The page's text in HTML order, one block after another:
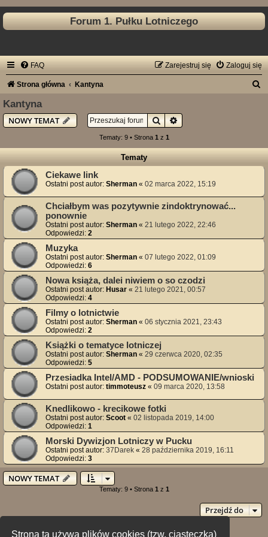
Strona ta używa plików cookies (tzw. ciasteczka)
Forum 1. Pułku Lotniczego
FAQ Zaloguj się
Zarejestruj się
Strona główna Kantyna
a
Kantyna
NOWY TEMAT
SzukajWyszukiwanie
Tematy: 9 • Strona 1 z 1
Tematy
Ciekawe link
Ostatni post autor: Sherman « 02 marca 2022, 15:19
Chciałbym was pozytywnie zindoktrynować...
ponownie
Ostatni post autor: Sherman « 21 lutego 2022, 22:46
Odpowiedzi: 2
Muzyka
Ostatni post autor: Sherman « 07 lutego 2022, 01:09
Odpowiedzi: 6
Nowa książa, dalei niwiem o so czodzi
Ostatni post autor: Husar « 21 lutego 2021, 00:57
Odpowiedzi: 4
Filmy o lotnictwie
Ostatni post autor: Sherman « 06 stycznia 2021, 23:43
Odpowiedzi: 2
Książki o tematyce lotniczej
Ostatni post autor: Sherman « 29 czerwca 2020, 02:35
Odpowiedzi: 5
Przesiadka Intel/AMD - PODSUMOWANIE/wnioski
Ostatni post autor: timmoteusz « 09 marca 2020, 13:58
Knedlikowo - krecikowe fotki
Ostatni post autor: Scoot « 02 listopada 2019, 14:00
Odpowiedzi: 1
Morski Dywizjon Lotniczy w Pucku
Ostatni post autor: 37Darek « 28 października 2019, 16:11
Odpowiedzi: 3
NOWY TEMAT
Tematy: 9 • Strona 1 z 1
Przejdź do
Twoje uprawnienia na tym forum